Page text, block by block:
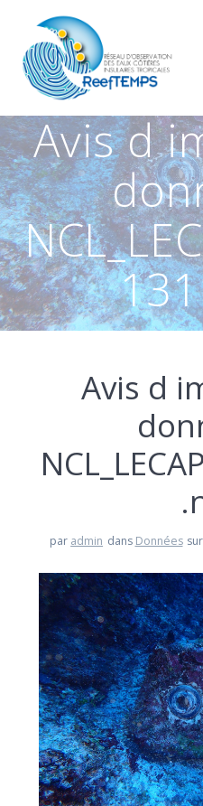
Avis d
Avis d
par admin dans Données